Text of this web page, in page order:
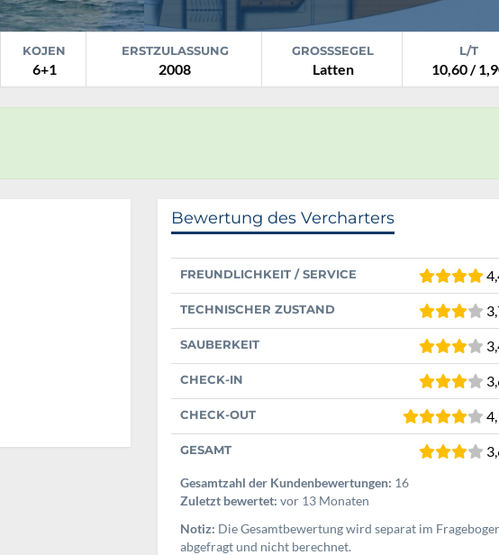
KOJEN
6+1
ERSTZULASSUNG
2008
GROSSSEGEL
Latten
L/T
10,60 /
Bewertung des Vercharters
FREUNDLICHKEIT / SERVICE
TECHNISCHER ZUSTAND
SAUBERKEIT
CHECK-IN
CHECK-OUT
GESAMT
Gesamtzahl der Kundenbewertungen: 16
Zuletzt bewertet: vor 13 Monaten
Notiz: Die Gesamtbewertung wird separat im
abgefragt und nicht berechnet.